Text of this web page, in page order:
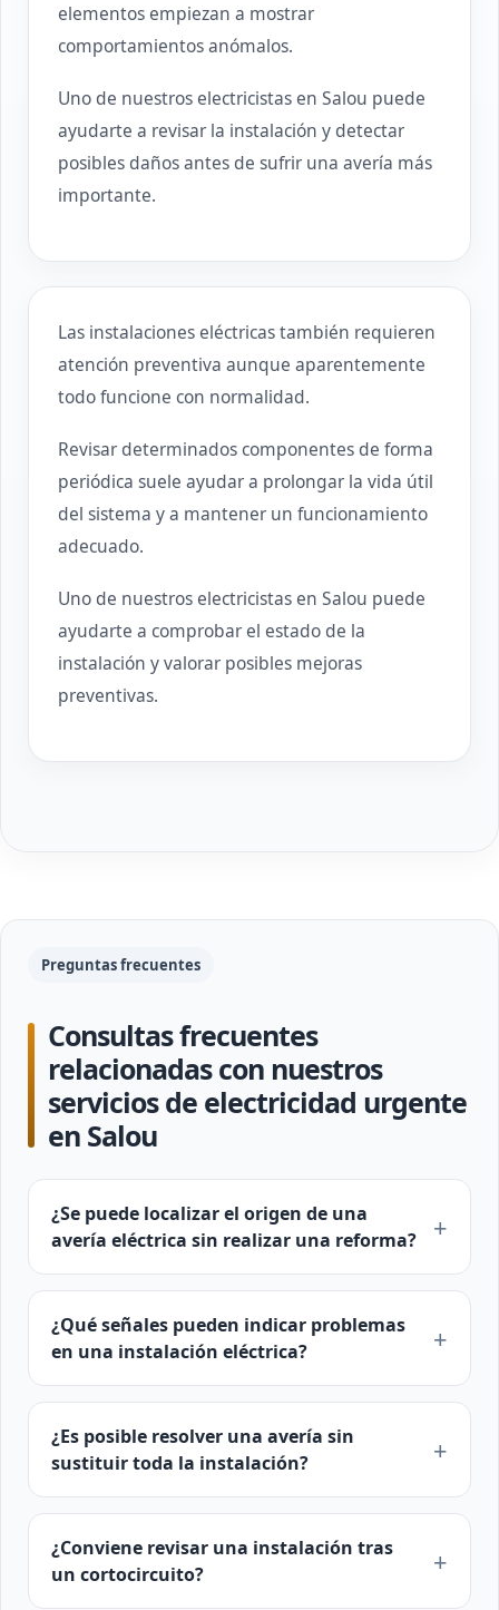
elementos empiezan a mostrar
comportamientos anómalos.
Uno de nuestros electricistas en Salou puede
ayudarte a revisar la instalación y detectar
posibles daños antes de sufrir una avería más
importante.
Las instalaciones eléctricas también requieren
atención preventiva aunque aparentemente
todo funcione con normalidad.
Revisar determinados componentes de forma
periódica suele ayudar a prolongar la vida útil
del sistema y a mantener un funcionamiento
adecuado.
Uno de nuestros electricistas en Salou puede
ayudarte a comprobar el estado de la
instalación y valorar posibles mejoras
preventivas.
Preguntas frecuentes
Consultas frecuentes
relacionadas con nuestros
servicios de electricidad urgente
en Salou
¿Se puede localizar el origen de una
avería eléctrica sin realizar una reforma?
¿Qué señales pueden indicar problemas
en una instalación eléctrica?
¿Es posible resolver una avería sin
sustituir toda la instalación?
¿Conviene revisar una instalación tras
un cortocircuito?